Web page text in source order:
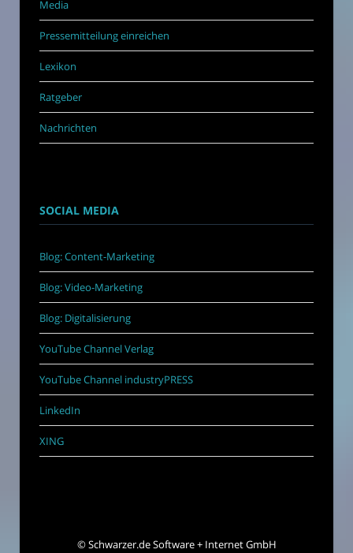
Media
Pressemitteilung einreichen
Lexikon
Ratgeber
Nachrichten
SOCIAL MEDIA
Blog: Content-Marketing
Blog: Video-Marketing
Blog: Digitalisierung
YouTube Channel Verlag
YouTube Channel industryPRESS
LinkedIn
XING
©Schwarzer.de Software + Internet GmbH